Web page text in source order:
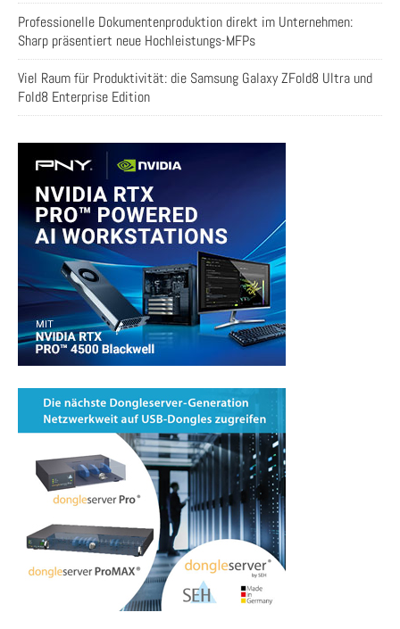
Professionelle Dokumentenproduktion direkt im Unternehmen:
Sharp präsentiert neue Hochleistungs-MFPs
Viel Raum für Produktivität: die Samsung Galaxy ZFold8 Ultra und
Fold8 Enterprise Edition